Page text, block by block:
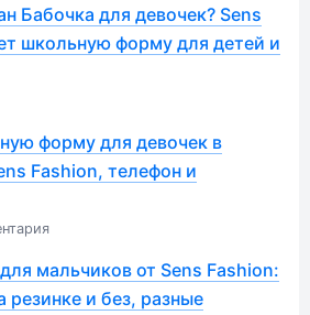
Бабочка для девочек? Sens
школьную форму для детей и
форму для девочек в
Fashion, телефон и
мальчиков от Sens Fashion:
и без, разные